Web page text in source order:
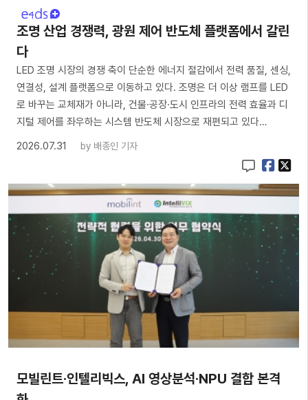
조명 산업 경쟁력, 광원 제어 반도체 플랫폼에서 갈린
다
LED 조명 시장의 경쟁 축이 단순한 에너지 절감에서 전력 품질, 센싱,
연결성, 설계 플랫폼으로 이동하고 있다. 조명은 더 이상 램프를 LED
로 바꾸는 교체재가 아니라, 건물·공장·도시 인프라의 전력 효율과 디
지털 제어를 좌우하는 시스템 반도체 시장으로 재편되고 있다…
2026.07.31
by 배종인 기자
모빌린트·인텔리빅스, AI 영상분석·NPU 결합 본격